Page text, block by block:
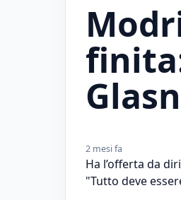
2 mesi fa
Ha l’offerta da
"Tutto deve